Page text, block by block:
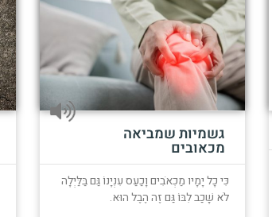
גשמיות שמביאה
מכאובים
כִּי כָל יָמָיו מַכְאֹבִים וָכַעַס עִנְיָנוֹ גַּם בַּלַּיְלָה
לֹא שָׁכַב לִבּוֹ גַּם זֶה הֶבֶל הוּא.